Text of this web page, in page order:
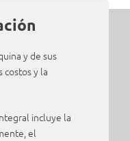
y de sus
y la
incluye la
el